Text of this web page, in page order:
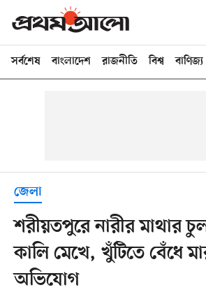
সর্বশেষ বাংলাদেশ রাজনীতি বিশ্ব বাণিজ্য
জেলা
শরীয়তপুরে নারীর মাথার
কালি মেখে, খুঁটিতে বেঁধে
অভিযোগ